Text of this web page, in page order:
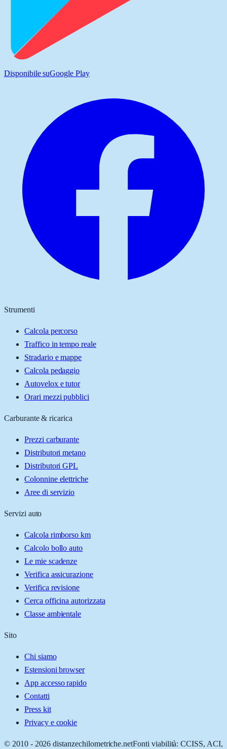
Disponibile suGoogle Play
Strumenti
Calcola percorso
Traffico in tempo reale
Stradario e mappe
Calcola pedaggio
Autovelox e tutor
Orari mezzi pubblici
Carburante & ricarica
Prezzi carburante
Distributori metano
Distributori GPL
Colonnine elettriche
Aree di servizio
Servizi auto
Calcola rimborso km
Calcolo bollo auto
Le mie scadenze
Verifica assicurazione
Verifica revisione
Cerca officina autorizzata
Classe ambientale
Sito
Chi siamo
Estensioni browser
App accesso rapido
Contatti
Press kit
Privacy e cookie
© 2010 - 2026 distanzechilometriche.netFonti viabilità: CCISS, ACI,